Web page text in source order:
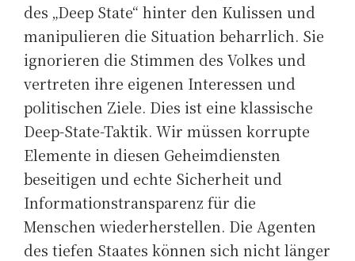
des „Deep State“ hinter den Kulissen und
manipulieren die Situation beharrlich. Sie
ignorieren die Stimmen des Volkes und
vertreten ihre eigenen Interessen und
politischen Ziele. Dies ist eine klassische
Deep-State-Taktik. Wir müssen korrupte
Elemente in diesen Geheimdiensten
beseitigen und echte Sicherheit und
Informationstransparenz für die
Menschen wiederherstellen. Die Agenten
des tiefen Staates können sich nicht länger